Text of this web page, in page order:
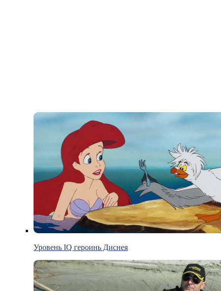
Уровень IQ героинь Диснея